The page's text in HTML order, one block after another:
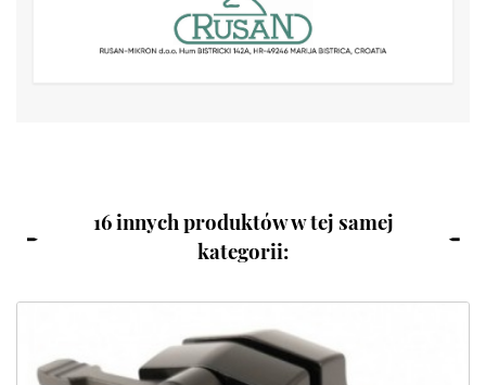
16 innych produktów w tej samej
kategorii: